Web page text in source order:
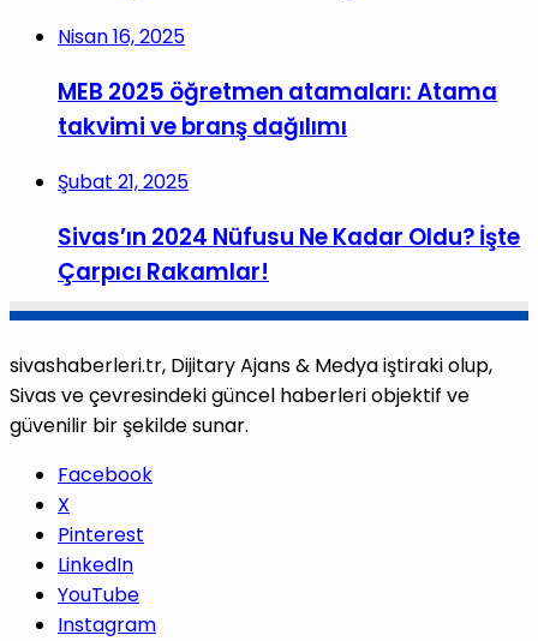
Nisan 16, 2025
MEB 2025 öğretmen atamaları: Atama
takvimi ve branş dağılımı
Şubat 21, 2025
Sivas’ın 2024 Nüfusu Ne Kadar Oldu? İşte
Çarpıcı Rakamlar!
sivashaberleri.tr, Dijitary Ajans & Medya iştiraki olup,
Sivas ve çevresindeki güncel haberleri objektif ve
güvenilir bir şekilde sunar.
Facebook
X
Pinterest
LinkedIn
YouTube
Instagram